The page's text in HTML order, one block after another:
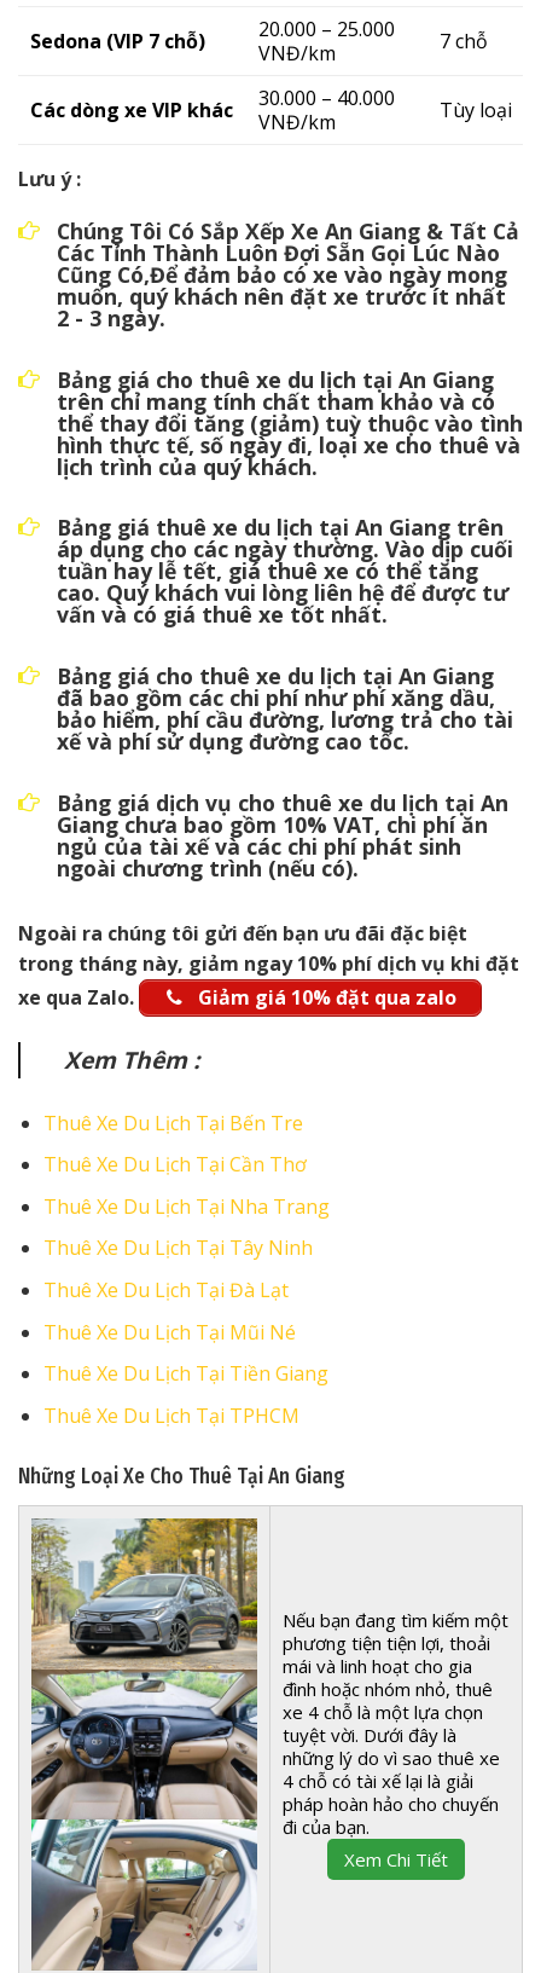
Sedona (VIP 7 chỗ)
20.000 – 25.000
VNĐ/km
7 chỗ
Các dòng xe VIP khác
30.000 – 40.000
VNĐ/km
Tùy loại
Lưu ý :
Chúng Tôi Có Sắp Xếp Xe An Giang & Tất Cả
Các Tỉnh Thành Luôn Đợi Sẵn Gọi Lúc Nào
Cũng Có,Để đảm bảo có xe vào ngày mong
muốn, quý khách nên đặt xe trước ít nhất
2 - 3 ngày.
Bảng giá cho thuê xe du lịch tại An Giang
trên chỉ mang tính chất tham khảo và có
thể thay đổi tăng (giảm) tuỳ thuộc vào tình
hình thực tế, số ngày đi, loại xe cho thuê và
lịch trình của quý khách.
Bảng giá thuê xe du lịch tại An Giang trên
áp dụng cho các ngày thường. Vào dịp cuối
tuần hay lễ tết, giá thuê xe có thể tăng
cao. Quý khách vui lòng liên hệ để được tư
vấn và có giá thuê xe tốt nhất.
Bảng giá cho thuê xe du lịch tại An Giang
đã bao gồm các chi phí như phí xăng dầu,
bảo hiểm, phí cầu đường, lương trả cho tài
xế và phí sử dụng đường cao tốc.
Bảng giá dịch vụ cho thuê xe du lịch tại An
Giang chưa bao gồm 10% VAT, chi phí ăn
ngủ của tài xế và các chi phí phát sinh
ngoài chương trình (nếu có).
Ngoài ra chúng tôi gửi đến bạn ưu đãi đặc biệt
trong tháng này, giảm ngay 10% phí dịch vụ khi đặt
xe qua Zalo.
Giảm giá 10% đặt qua zalo
Xem Thêm :
Thuê Xe Du Lịch Tại Bến Tre
Thuê Xe Du Lịch Tại Cần Thơ
Thuê Xe Du Lịch Tại Nha Trang
Thuê Xe Du Lịch Tại Tây Ninh
Thuê Xe Du Lịch Tại Đà Lạt
Thuê Xe Du Lịch Tại Mũi Né
Thuê Xe Du Lịch Tại Tiền Giang
Thuê Xe Du Lịch Tại TPHCM
Những Loại Xe Cho Thuê Tại An Giang
Nếu bạn đang tìm kiếm một
phương tiện tiện lợi, thoải
mái và linh hoạt cho gia
đình hoặc nhóm nhỏ, thuê
xe 4 chỗ là một lựa chọn
tuyệt vời. Dưới đây là
những lý do vì sao thuê xe
4 chỗ có tài xế lại là giải
pháp hoàn hảo cho chuyến
đi của bạn.
Xem Chi Tiết